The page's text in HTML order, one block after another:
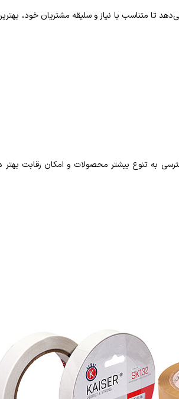
تا متناسب با نیاز و سلیقه مشتریان خود،
به تنوع بیشتر محصولات و امکان رقابت بهتر در